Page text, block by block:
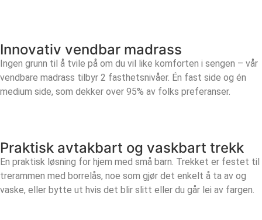
Innovativ vendbar madrass
Ingen grunn til å tvile på om du vil like komforten i sengen – vår
vendbare madrass tilbyr 2 fasthetsnivåer. Én fast side og én
medium side, som dekker over 95% av folks preferanser.
Praktisk avtakbart og vaskbart trekk
En praktisk løsning for hjem med små barn. Trekket er festet til
trerammen med borrelås, noe som gjør det enkelt å ta av og
vaske, eller bytte ut hvis det blir slitt eller du går lei av fargen.